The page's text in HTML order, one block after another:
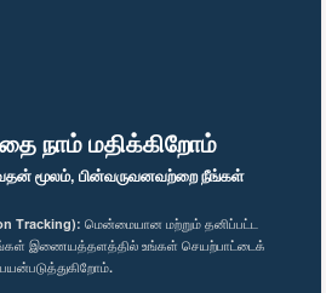
நாம் மதிக்கிறோம்
மூலம், பின்வருவனவற்றை நீங்கள்
Tracking): மென்மையான மற்றும் தனிப்பட்ட
இணையத்தளத்தில் உங்கள் செயற்பாட்டைக்